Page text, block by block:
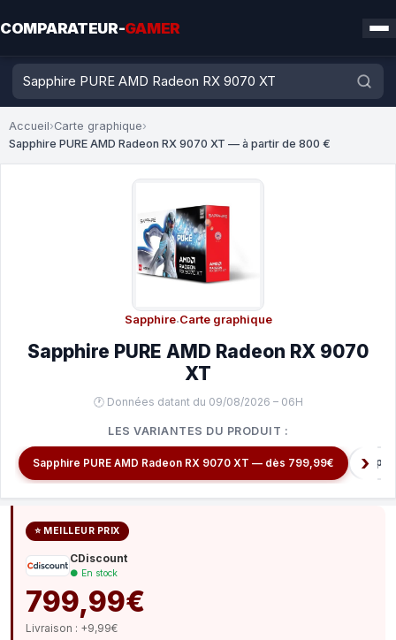
COMPARATEUR-GAMER
Accueil›Carte graphique›
Sapphire PURE AMD Radeon RX 9070 XT — à partir de 800 €
Sapphire·Carte graphique
Sapphire PURE AMD Radeon RX 9070
XT
🕐 Données datant du 09/08/2026 – 06H
LES VARIANTES DU PRODUIT :
Sapphire PURE AMD Radeon RX 9070 XT — dès 799,99€
⭐ MEILLEUR PRIX
CDiscount
● En stock
799,99€
Livraison : +9,99€